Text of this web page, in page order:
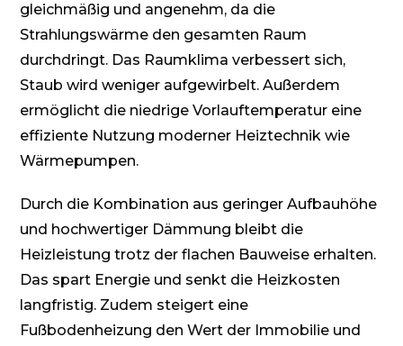
gleichmäßig und angenehm, da die
Strahlungswärme den gesamten Raum
durchdringt. Das Raumklima verbessert sich,
Staub wird weniger aufgewirbelt. Außerdem
ermöglicht die niedrige Vorlauftemperatur eine
effiziente Nutzung moderner Heiztechnik wie
Wärmepumpen.
Durch die Kombination aus geringer Aufbauhöhe
und hochwertiger Dämmung bleibt die
Heizleistung trotz der flachen Bauweise erhalten.
Das spart Energie und senkt die Heizkosten
langfristig. Zudem steigert eine
Fußbodenheizung den Wert der Immobilie und